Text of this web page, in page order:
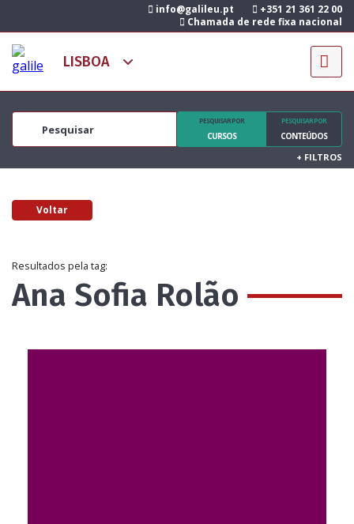
info@galileu.pt
+351 21 361 22 00
Chamada de rede fixa nacional
PESQUISAR POR
CURSOS
PESQUISAR POR
CONTEÚDOS
+ FILTROS
Voltar
Resultados pela tag:
Ana Sofia Rolão